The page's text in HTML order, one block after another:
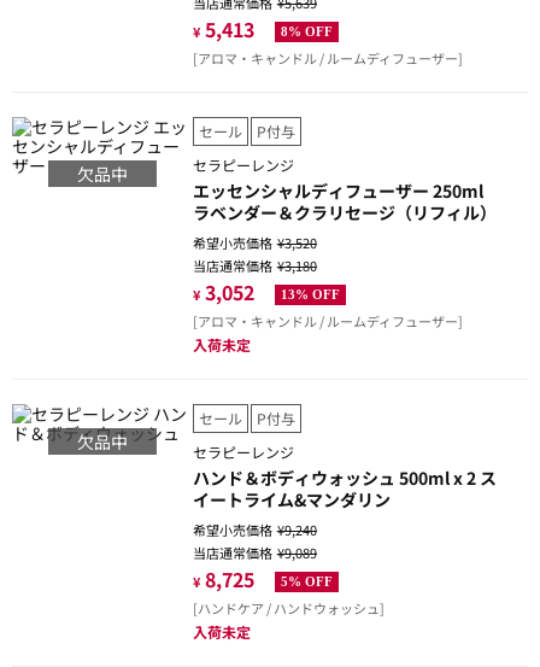
¥ 5,413 8% OFF
[アロマ・キャンドル / ルームディフューザー]
欠品中
セール
P付与
セラピーレンジ
エッセンシャルディフューザー 250ml
ラベンダー＆クラリセージ（リフィル）
希望小売価格¥3,520
当店通常価格¥3,180
¥ 3,052 13% OFF
[アロマ・キャンドル / ルームディフューザー]
入荷未定
欠品中
セール
P付与
セラピーレンジ
ハンド＆ボディウォッシュ 500ml x 2 ス
イートライム&マンダリン
希望小売価格¥9,240
当店通常価格¥9,089
¥ 8,725 5% OFF
[ハンドケア / ハンドウォッシュ]
入荷未定